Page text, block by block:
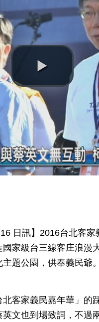
日訊】2016台北客
家級台三線客庄浪漫
題公園，供奉義民爺
客家義民嘉年華」的
文也到場致詞，不過